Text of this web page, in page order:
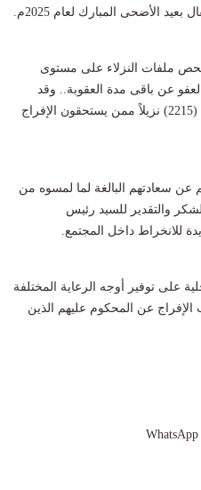
الأضحى المبارك لعام 2025م.
ملفات النزلاء على مستوى
عن باقى مدة العقوبة.. وقد
انتهت أعمالها إلى انطباق القرار على (2215) نزيلاً ممن يستحقون الإفراج
عن سعادتهم البالغة لما لمسوه من
والتقدير للسيد رئيس
للانخراط داخل المجتمع.
على توفير أوجه الرعاية المختلفة
الإفراج عن المحكوم عليهم الذين